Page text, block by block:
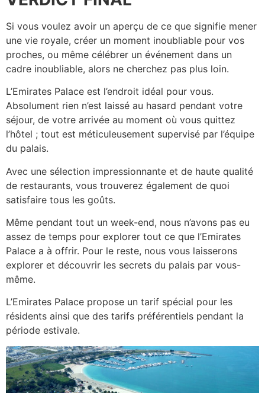
Si vous voulez avoir un aperçu de ce que signifie mener
une vie royale, créer un moment inoubliable pour vos
proches, ou même célébrer un événement dans un
cadre inoubliable, alors ne cherchez pas plus loin.
L’Emirates Palace est l’endroit idéal pour vous.
Absolument rien n’est laissé au hasard pendant votre
séjour, de votre arrivée au moment où vous quittez
l’hôtel ; tout est méticuleusement supervisé par l’équipe
du palais.
Avec une sélection impressionnante et de haute qualité
de restaurants, vous trouverez également de quoi
satisfaire tous les goûts.
Même pendant tout un week-end, nous n’avons pas eu
assez de temps pour explorer tout ce que l’Emirates
Palace a à offrir. Pour le reste, nous vous laisserons
explorer et découvrir les secrets du palais par vous-
même.
L’Emirates Palace propose un tarif spécial pour les
résidents ainsi que des tarifs préférentiels pendant la
période estivale.